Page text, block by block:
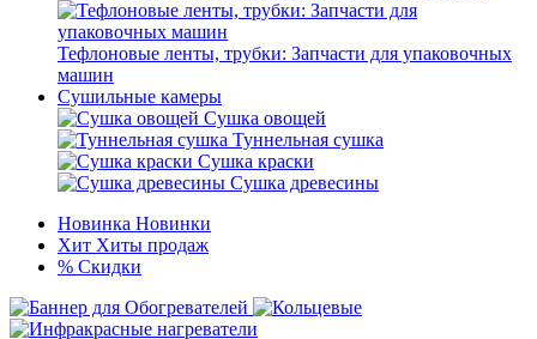
Тефлоновые ленты, трубки: Запчасти для упаковочных
машин
Сушильные камеры
Сушка овощей
Туннельная сушка
Сушка краски
Сушка древесины
Новинка Новинки
Хит Хиты продаж
% Скидки